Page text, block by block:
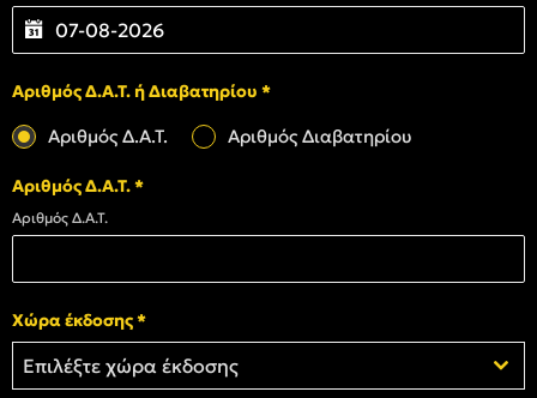
Αριθμός Δ.Α.Τ. ή Διαβατηρίου *
Αριθμός Δ.Α.Τ. Αριθμός Διαβατηρίου
Αριθμός Δ.Α.Τ.*
Αριθμός Δ.Α.Τ.
Χώρα έκδοσης*
Επιλέξτε χώρα έκδοσης